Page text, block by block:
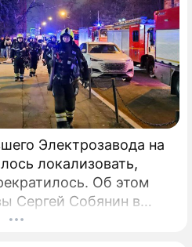
Электрозавода на
локализовать,
Об этом
Сергей Собянин в
По его словам, в